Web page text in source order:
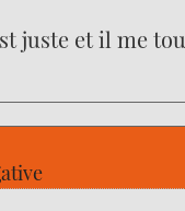
juste et il me